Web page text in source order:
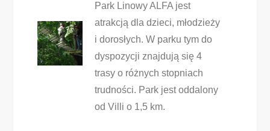
Park Linowy ALFA jest
atrakcją dla dzieci, młodzieży
i dorosłych. W parku tym do
dyspozycji znajdują się 4
trasy o różnych stopniach
trudności. Park jest oddalony
od Villi o 1,5 km.